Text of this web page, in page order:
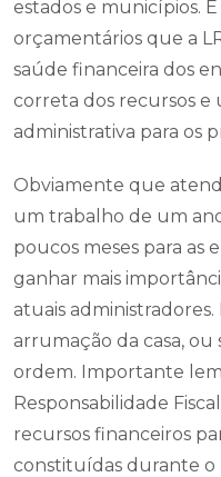
estados e municípios.
orçamentários que a
saúde financeira dos
correta dos recursos e
administrativa para os
Obviamente que
um trabalho de um
poucos meses para as
ganhar mais
atuais
arrumação da casa, ou
ordem. Importante
Responsabilidade
recursos financeiros
constituídas durante o